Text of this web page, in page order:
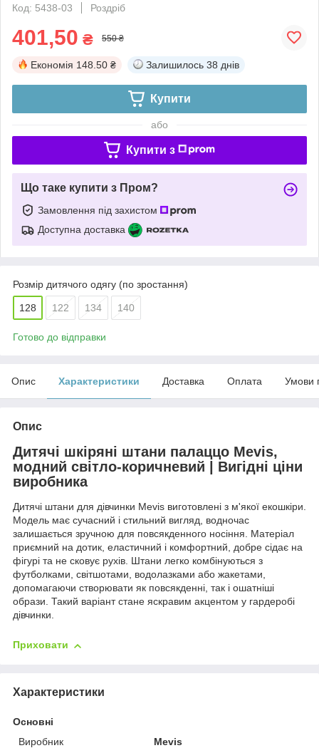
Код: 5438-03
Роздріб
401,50 ₴ 550 ₴
Економія 148.50 ₴ Залишилось 38 днів
Купити
або
Купити з
Що таке купити з Пром?
Замовлення під захистом
Доступна доставка
Розмір дитячого одягу (по зростання)
128 122 134 140
Готово до відправки
Опис Характеристики Доставка Оплата Умови
Опис
Дитячі шкіряні штани палаццо Mevis,
модний світло-коричневий | Вигідні ціни
виробника
Дитячі штани для дівчинки Mevis виготовлені з м'якої екошкіри.
Модель має сучасний і стильний вигляд, водночас
залишається зручною для повсякденного носіння. Матеріал
приємний на дотик, еластичний і комфортний, добре сідає на
фігурі та не сковує рухів. Штани легко комбінуються з
футболками, світшотами, водолазками або жакетами,
допомагаючи створювати як повсякденні, так і ошатніші
образи. Такий варіант стане яскравим акцентом у гардеробі
дівчинки.
Приховати
Характеристики
Основні
Виробник
Mevis